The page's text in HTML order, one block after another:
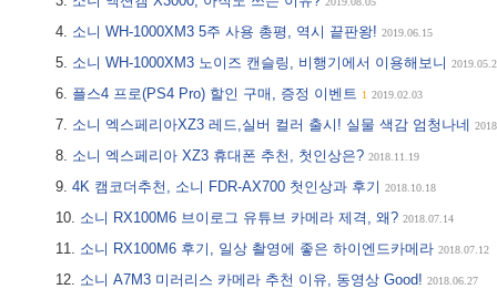
소니 WH-1000XM3 5주 사용 총평, 역시 끝판왕! 2019.06.15
소니 WH-1000XM3 노이즈 캔슬링, 비행기에서 이용해보니
플스4 프로(PS4 Pro) 할인 구매, 증정 이벤트 1 2019.02.03
소니 엑스페리아XZ3 레드,실버 컬러 출시! 실물 색감 엄청나네
소니 엑스페리아 XZ3 휴대폰 추천, 첫인상은? 2018.11.19
4K 캠코더추천, 소니 FDR-AX700 첫인상과 후기 2018.10.18
소니 RX100M6 브이로그 유튜브 카메라 제격, 왜? 2018.07.14
소니 RX100M6 후기, 일상 촬영에 좋은 하이엔드카메라 2018.07.12
소니 A7M3 미러리스 카메라 추천 이유, 동영상 Good! 2018.06.27